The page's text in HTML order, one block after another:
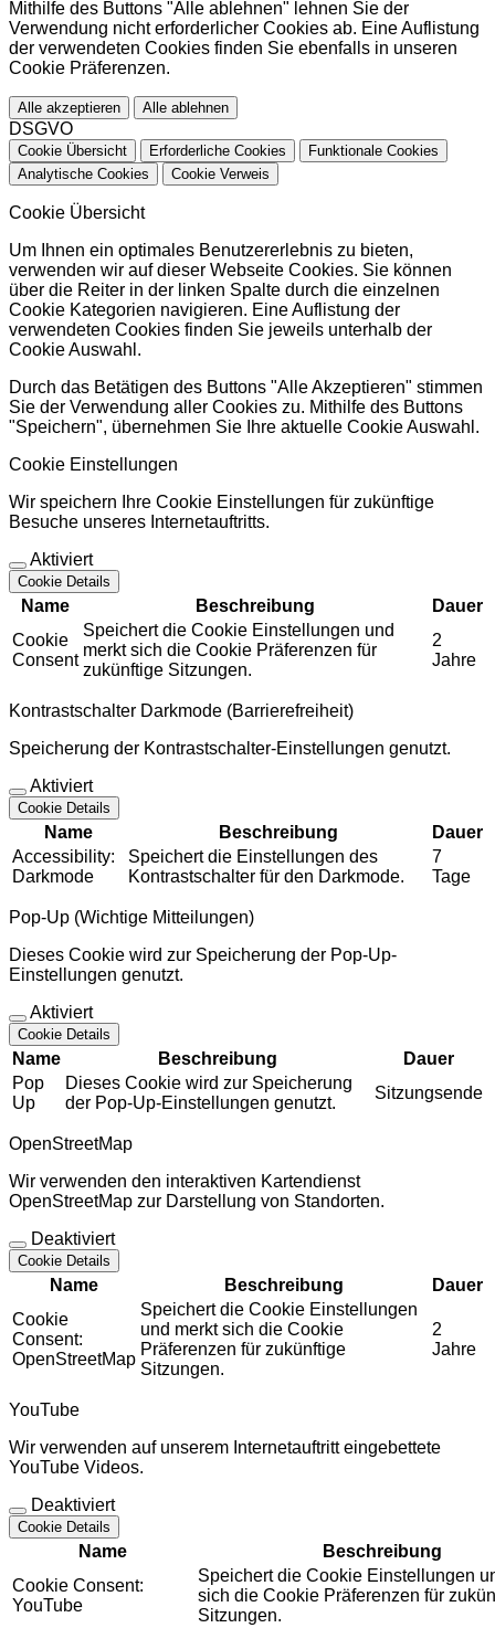
Mithilfe des Buttons "Alle ablehnen" lehnen Sie der
Verwendung nicht erforderlicher Cookies ab. Eine Auflistung
der verwendeten Cookies finden Sie ebenfalls in unseren
Cookie Präferenzen.
Alle akzeptieren Alle ablehnen
DSGVO
Cookie Übersicht Erforderliche Cookies
Funktionale Cookies
Analytische Cookies
Cookie Verweis
Cookie Übersicht
Um Ihnen ein optimales Benutzererlebnis zu bieten,
verwenden wir auf dieser Webseite Cookies. Sie können
über die Reiter in der linken Spalte durch die einzelnen
Cookie Kategorien navigieren. Eine Auflistung der
verwendeten Cookies finden Sie jeweils unterhalb der
Cookie Auswahl.
Durch das Betätigen des Buttons "Alle Akzeptieren" stimmen
Sie der Verwendung aller Cookies zu. Mithilfe des Buttons
"Speichern", übernehmen Sie Ihre aktuelle Cookie Auswahl.
Cookie Einstellungen
Wir speichern Ihre Cookie Einstellungen für zukünftige
Besuche unseres Internetauftritts.
Aktiviert
Cookie Details
Name Beschreibung
Dauer
Cookie
Consent
Speichert die Cookie Einstellungen und
merkt sich die Cookie Präferenzen für
zukünftige Sitzungen.
2
Jahre
Kontrastschalter Darkmode (Barrierefreiheit)
Speicherung der Kontrastschalter-Einstellungen genutzt.
Aktiviert
Cookie Details
Name Beschreibung
Dauer
Accessibility:
Darkmode
Speichert die Einstellungen des
Kontrastschalter für den Darkmode.
7
Tage
Pop-Up (Wichtige Mitteilungen)
Dieses Cookie wird zur Speicherung der Pop-Up-
Einstellungen genutzt.
Aktiviert
Cookie Details
Name Beschreibung
Dauer
Pop
Up
Dieses Cookie wird zur Speicherung
der Pop-Up-Einstellungen genutzt.
Sitzungsende
OpenStreetMap
Wir verwenden den interaktiven Kartendienst
OpenStreetMap zur Darstellung von Standorten.
Deaktiviert
Cookie Details
Name Beschreibung
Dauer
Cookie
Consent:
OpenStreetMap
Speichert die Cookie Einstellungen
und merkt sich die Cookie
Präferenzen für zukünftige
Sitzungen.
2
Jahre
YouTube
Wir verwenden auf unserem Internetauftritt eingebettete
YouTube Videos.
Deaktiviert
Cookie Details
Name
Beschreibung
Cookie Consent:
YouTube
Speichert die Cookie Einstellungen
sich die Cookie Präferenzen für
Sitzungen.